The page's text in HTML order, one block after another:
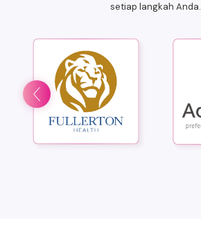
setiap langkah Anda.